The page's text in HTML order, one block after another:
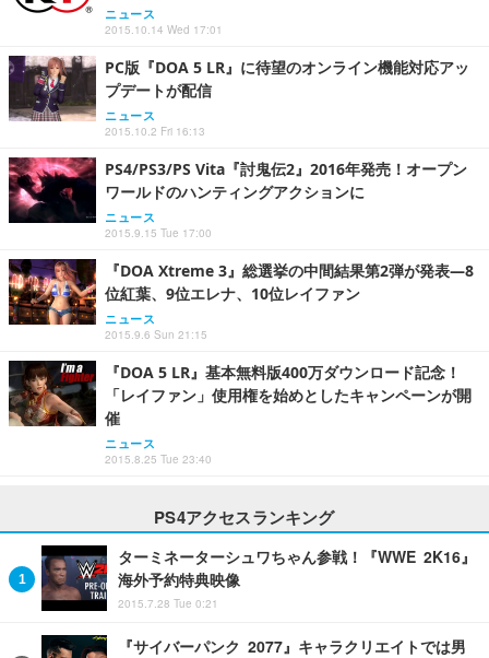
ニュース
2015.10.14 Wed 17:01
PC版『DOA 5 LR』に待望のオンライン機能対応アッ
プデートが配信
ニュース
2015.10.2 Fri 16:13
PS4/PS3/PS Vita『討鬼伝2』2016年発売！オープン
ワールドのハンティングアクションに
ニュース
2015.9.15 Tue 17:00
『DOA Xtreme 3』総選挙の中間結果第2弾が発表―8
位紅葉、9位エレナ、10位レイファン
ニュース
2015.9.6 Sun 21:15
『DOA 5 LR』基本無料版400万ダウンロード記念！
「レイファン」使用権を始めとしたキャンペーンが開
催
ニュース
2015.8.25 Tue 23:40
PS4アクセスランキング
ターミネーターシュワちゃん参戦！『WWE 2K16』
海外予約特典映像
2015.7.28 Tue 0:21
『サイバーパンク 2077』キャラクリエイトでは男